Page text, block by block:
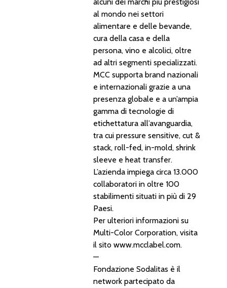
al mondo nei settori
alimentare e delle bevande,
cura della casa e della
persona, vino e alcolici, oltre
ad altri segmenti specializzati.
MCC supporta brand nazionali
e internazionali grazie a una
presenza globale e a un’ampia
gamma di tecnologie di
etichettatura all’avanguardia,
tra cui pressure sensitive, cut &
stack, roll-fed, in-mold, shrink
sleeve e heat transfer.
L’azienda impiega circa 13.000
collaboratori in oltre 100
stabilimenti situati in più di 29
Paesi.
Per ulteriori informazioni su
Multi-Color Corporation, visita
il sito www.mcclabel.com.
—
Fondazione Sodalitas è il
network partecipato da